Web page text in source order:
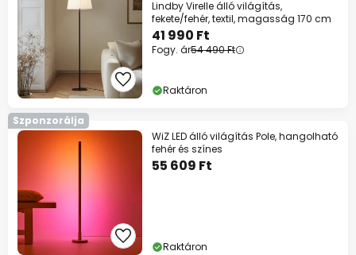
Lindby Virelle álló világítás,
fekete/fehér, textil, magasság 170 cm
41 990 Ft
Fogy. ár54 490 Ft
Raktáron
Szponzorálja
WiZ LED álló világítás Pole, hangolható
fehér és színes
55 609 Ft
Raktáron